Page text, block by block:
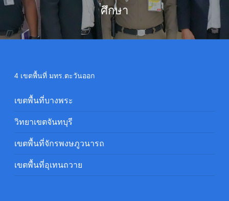
ศึกษา
4 เขตพื้นที่ มทร.ตะวันออก
เขตพื้นที่บางพระ
วิทยาเขตจันทบุรี
เขตพื้นที่จักรพงษภูวนารถ
เขตพื้นที่อุเทนถวาย